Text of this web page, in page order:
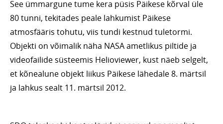
See ümmargune tume kera püsis Päikese kõrval üle
80 tunni, tekitades peale lahkumist Päikese
atmosfääris tohutu, viis tundi kestnud tuletormi.
Objekti on võimalik näha NASA ametlikus piltide ja
videofailide süsteemis Helioviewer, kust näeb selgelt,
et kõnealune objekt liikus Päikese lähedale 8. märtsil
ja lahkus sealt 11. märtsil 2012.